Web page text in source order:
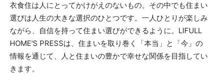
衣食住は人にとってかけがえのないもの。その中でも住まい
選びは人生の大きな選択のひとつです。一人ひとりが楽しみ
ながら、自信を持って住まい選びができるように。LIFULL
HOME'S PRESSは、住まいを取り巻く「本当」と「今」の
情報を通じて、人と住まいの豊かで幸せな関係を目指してい
きます。